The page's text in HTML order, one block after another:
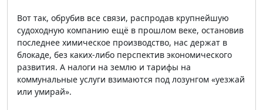
Вот так, обрубив все связи, распродав крупнейшую
судоходную компанию ещё в прошлом веке, остановив
последнее химическое производство, нас держат в
блокаде, без каких-либо перспектив экономического
развития. А налоги на землю и тарифы на
коммунальные услуги взимаются под лозунгом «уезжай
или умирай».